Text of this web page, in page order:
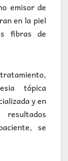
emisor de
en la piel
fibras de
tópica
y en
se